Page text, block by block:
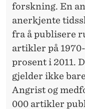
forskning. En
anerkjente
fra å publisere
artikler på
prosent i 2011.
gjelder ikke
Angrist og
000 artikler